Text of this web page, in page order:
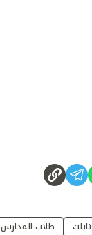
تابلت طلاب المدارس